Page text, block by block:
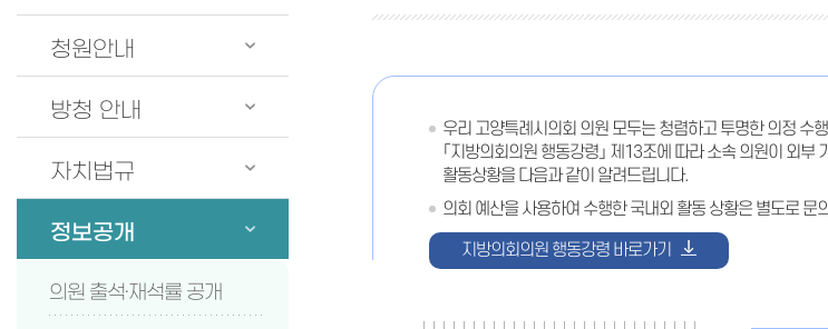
청원안내
방청 안내
자치법규
정보공개
의원 출석·재석률 공개
우리 고양특례시의회 의원 모두는 청렴하고 투명한 의정 수
「지방의회의원 행동강령」 제13조에 따라 소속 의원이 외
활동상황을 다음과 같이 알려드립니다.
의회 예산을 사용하여 수행한 국내외 활동 상황은 별도로 문
지방의회의원 행동강령 바로가기